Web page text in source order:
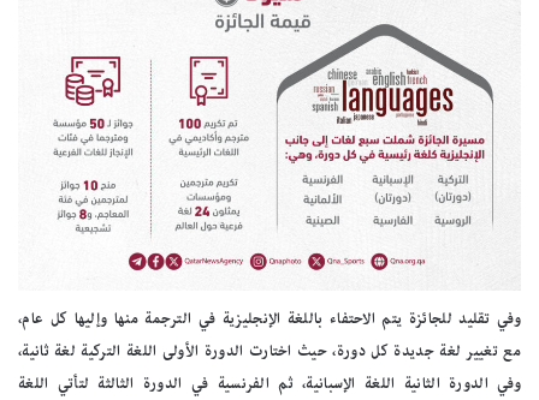
وفي تقليد للجائزة يتم الاحتفاء باللغة الإنجليزية في الترجمة منها وإليها كل عام،
مع تغيير لغة جديدة كل دورة، حيث اختارت الدورة الأولى اللغة التركية لغة ثانية،
وفي الدورة الثانية اللغة الإسبانية، ثم الفرنسية في الدورة الثالثة لتأتي اللغة